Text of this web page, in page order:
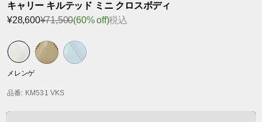
キャリー キルテッド ミニ クロスボディ
¥28,600¥71,500(60% off)税込
メレンゲ
品番: KM531 VKS